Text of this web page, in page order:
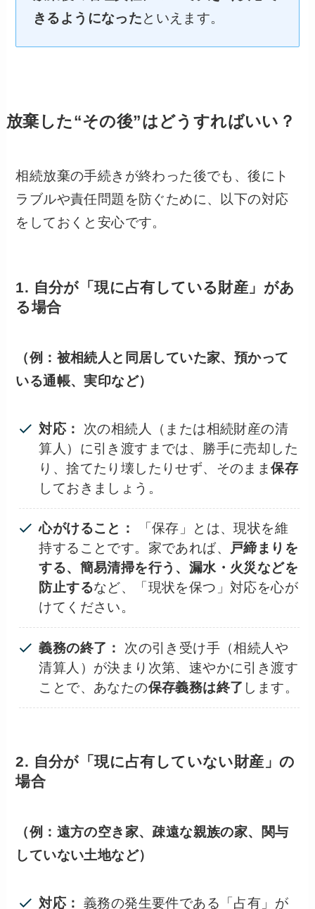
きるようになったといえます。
放棄した“その後”はどうすればいい？
相続放棄の手続きが終わった後でも、後にト
ラブルや責任問題を防ぐために、以下の対応
をしておくと安心です。
1. 自分が「現に占有している財産」があ
る場合
（例：被相続人と同居していた家、預かって
いる通帳、実印など）
対応：
次の相続人（または相続財産の清
算人）に引き渡すまでは、勝手に売却した
り、捨てたり壊したりせず、そのまま保存
しておきましょう。
心がけること：
「保存」とは、現状を維
持することです。家であれば、 戸締まりを
する、簡易清掃を行う、漏水・火災などを
防止するなど、「現状を保つ」対応を心が
けてください。
義務の終了：
次の引き受け手（相続人や
清算人）が決まり次第、速やかに引き渡す
ことで、あなたの保存義務は終了 します。
2. 自分が「現に占有していない財産」の
場合
（例：遠方の空き家、疎遠な親族の家、関与
していない土地など）
対応：
義務の発生要件である「占有」が